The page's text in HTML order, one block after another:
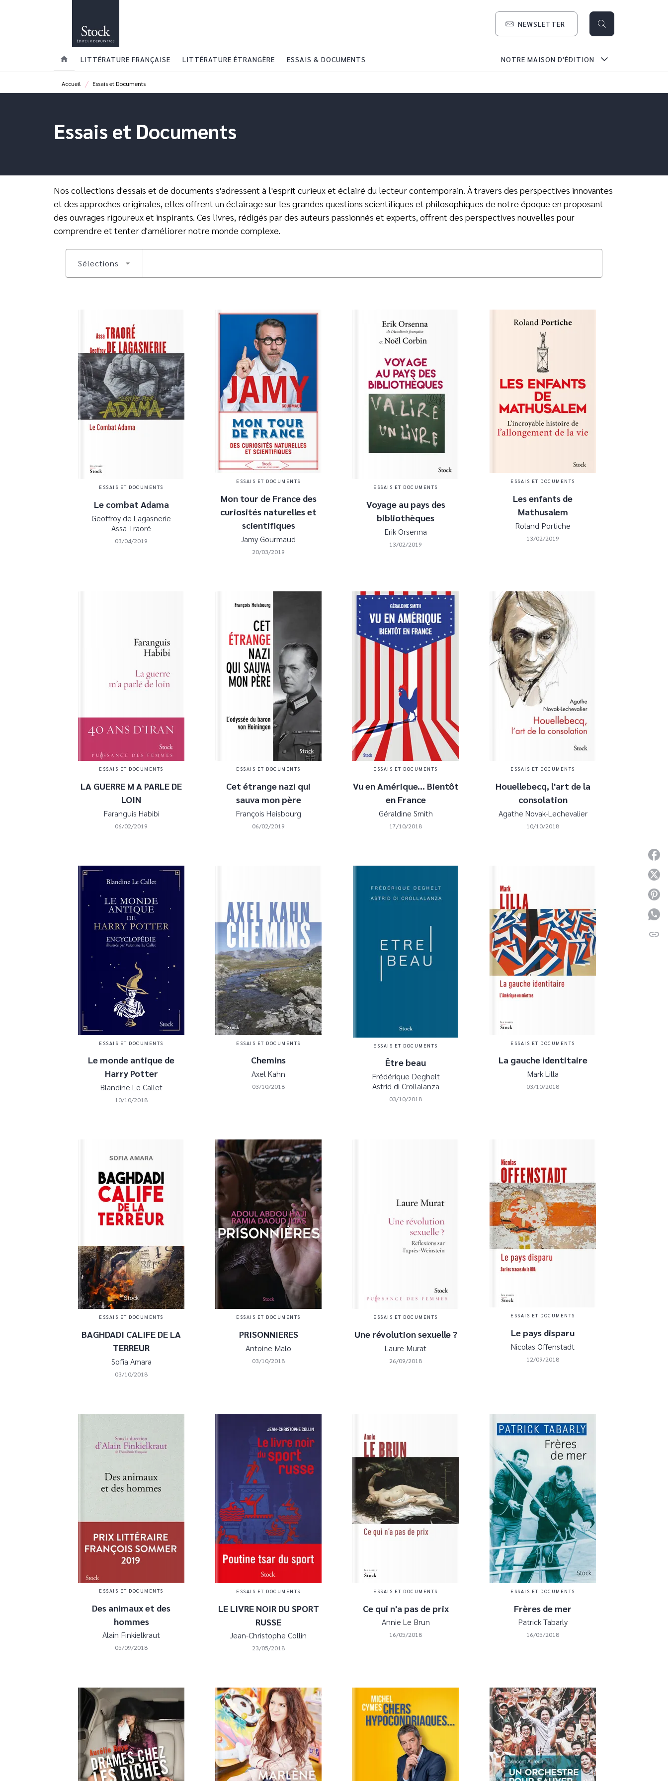
NEWSLETTER
home LITTÉRATURE FRANÇAISE LITTÉRATURE ÉTRANGÈRE ESSAIS & DOCUMENTS NOTRE MAISON D'ÉDITION
Accueil / Essais et Documents
Essais et Documents
Nos collections d'essais et de documents s'adressent à l'esprit curieux et éclairé du lecteur contemporain. À travers des perspectives innovantes
et des approches originales, elles offrent un éclairage sur les grandes questions scientifiques et philosophiques de notre époque en proposant
des ouvrages rigoureux et inspirants. Ces livres, rédigés par des auteurs passionnés et experts, offrent des perspectives nouvelles pour
comprendre et tenter d'améliorer notre monde complexe.
Sélections arrow_drop_down
ESSAIS ET DOCUMENTS
Le combat Adama
Geoffroy de Lagasnerie
Assa Traoré
03/04/2019
ESSAIS ET DOCUMENTS
Mon tour de France des
curiosités naturelles et
scientifiques
Jamy Gourmaud
20/03/2019
ESSAIS ET DOCUMENTS
Voyage au pays des
bibliothèques
Erik Orsenna
13/02/2019
ESSAIS ET DOCUMENTS
Les enfants de
Mathusalem
Roland Portiche
13/02/2019
ESSAIS ET DOCUMENTS
LA GUERRE M A PARLE DE
LOIN
Faranguis Habibi
06/02/2019
ESSAIS ET DOCUMENTS
Cet étrange nazi qui
sauva mon père
François Heisbourg
06/02/2019
ESSAIS ET DOCUMENTS
Vu en Amérique... Bientôt
en France
Géraldine Smith
17/10/2018
ESSAIS ET DOCUMENTS
Houellebecq, l'art de la
consolation
Agathe Novak-Lechevalier
10/10/2018
ESSAIS ET DOCUMENTS
Le monde antique de
Harry Potter
Blandine Le Callet
10/10/2018
ESSAIS ET DOCUMENTS
Chemins
Axel Kahn
03/10/2018
ESSAIS ET DOCUMENTS
Être beau
Frédérique Deghelt
Astrid di Crollalanza
03/10/2018
ESSAIS ET DOCUMENTS
La gauche identitaire
Mark Lilla
03/10/2018
ESSAIS ET DOCUMENTS
BAGHDADI CALIFE DE LA
TERREUR
Sofia Amara
03/10/2018
ESSAIS ET DOCUMENTS
PRISONNIERES
Antoine Malo
03/10/2018
ESSAIS ET DOCUMENTS
Une révolution sexuelle ?
Laure Murat
26/09/2018
ESSAIS ET DOCUMENTS
Le pays disparu
Nicolas Offenstadt
12/09/2018
ESSAIS ET DOCUMENTS
Des animaux et des
hommes
Alain Finkielkraut
05/09/2018
ESSAIS ET DOCUMENTS
LE LIVRE NOIR DU SPORT
RUSSE
Jean-Christophe Collin
23/05/2018
ESSAIS ET DOCUMENTS
Ce qui n'a pas de prix
Annie Le Brun
16/05/2018
ESSAIS ET DOCUMENTS
Frères de mer
Patrick Tabarly
16/05/2018
link